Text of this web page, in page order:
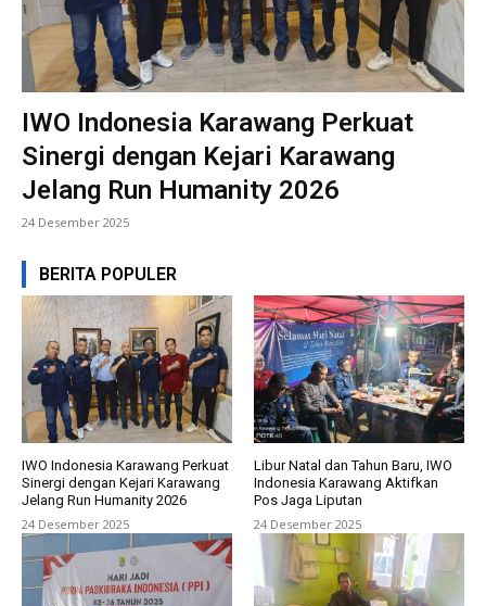
IWO Indonesia Karawang Perkuat
Sinergi dengan Kejari Karawang
Jelang Run Humanity 2026
24 Desember 2025
BERITA POPULER
IWO Indonesia Karawang Perkuat
Sinergi dengan Kejari Karawang
Jelang Run Humanity 2026
24 Desember 2025
Libur Natal dan Tahun Baru, IWO
Indonesia Karawang Aktifkan
Pos Jaga Liputan
24 Desember 2025